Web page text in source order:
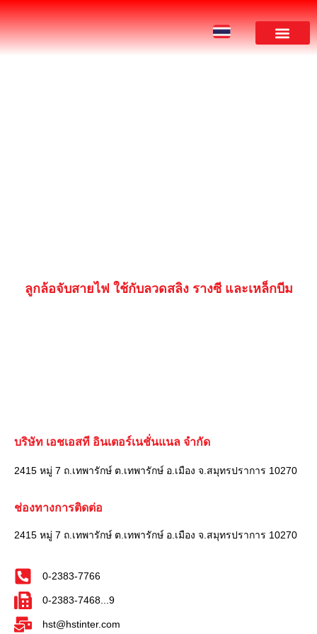
ลูกล้อจับสายไฟ ใช้กับลวดสลิง รางซี และเหล็กบีม
บริษัท เอชเอสที อินเตอร์เนชั่นแนล จำกัด
2415 หมู่ 7 ถ.เทพารักษ์ ต.เทพารักษ์ อ.เมือง จ.สมุทรปราการ 10270
ช่องทางการติดต่อ
2415 หมู่ 7 ถ.เทพารักษ์ ต.เทพารักษ์ อ.เมือง จ.สมุทรปราการ 10270
0-2383-7766
0-2383-7468...9
hst@hstinter.com